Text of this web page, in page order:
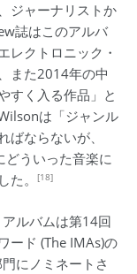
ジャーナリストか
誌はこのアルバ
レクトロニック・
また2014年の中
すく入る作品」と
は「ジャンル
ならないが、
ういった音楽に
。
[18]
ルバムは第14回
ード (The IMAs)の
にノミネートさ